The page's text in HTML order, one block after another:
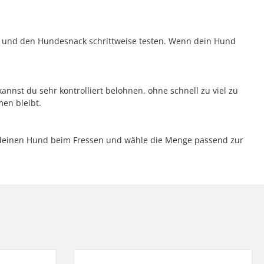
den Hundesnack schrittweise testen. Wenn dein Hund
du sehr kontrolliert belohnen, ohne schnell zu viel zu
bleibt.
Hund beim Fressen und wähle die Menge passend zur